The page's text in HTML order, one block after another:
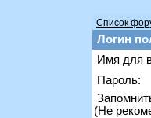
Список
Логин
Имя для
Пароль:
(Не